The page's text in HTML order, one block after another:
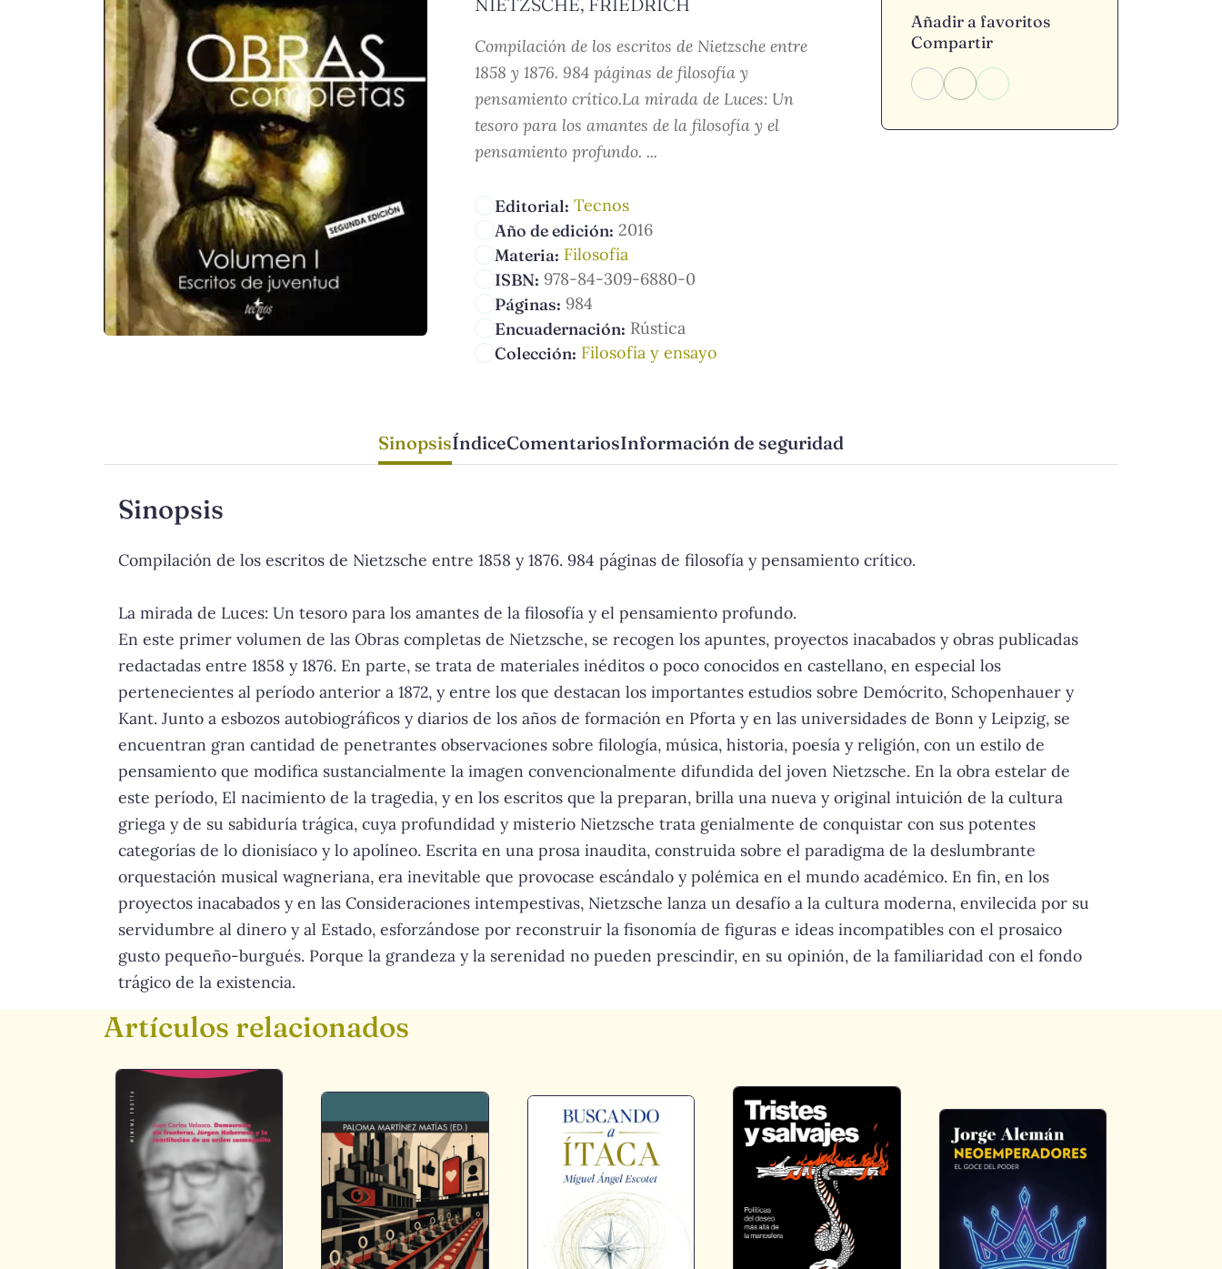
Compilación de los escritos de Nietzsche entre
1858 y 1876. 984 páginas de filosofía y
pensamiento crítico.La mirada de Luces: Un
tesoro para los amantes de la filosofía y el
pensamiento profundo. ...
Editorial: Tecnos
Año de edición: 2016
Materia: Filosofía
ISBN: 978-84-309-6880-0
Páginas: 984
Encuadernación: Rústica
Colección: Filosofía y ensayo
Añadir a favoritos
Compartir
SinopsisÍndiceComentariosInformación de seguridad
Sinopsis
Compilación de los escritos de Nietzsche entre 1858 y 1876. 984 páginas de filosofía y pensamiento crítico.
La mirada de Luces: Un tesoro para los amantes de la filosofía y el pensamiento profundo.
En este primer volumen de las Obras completas de Nietzsche, se recogen los apuntes, proyectos inacabados y obras publicadas
redactadas entre 1858 y 1876. En parte, se trata de materiales inéditos o poco conocidos en castellano, en especial los
pertenecientes al período anterior a 1872, y entre los que destacan los importantes estudios sobre Demócrito, Schopenhauer y
Kant. Junto a esbozos autobiográficos y diarios de los años de formación en Pforta y en las universidades de Bonn y Leipzig, se
encuentran gran cantidad de penetrantes observaciones sobre filología, música, historia, poesía y religión, con un estilo de
pensamiento que modifica sustancialmente la imagen convencionalmente difundida del joven Nietzsche. En la obra estelar de
este período, El nacimiento de la tragedia, y en los escritos que la preparan, brilla una nueva y original intuición de la cultura
griega y de su sabiduría trágica, cuya profundidad y misterio Nietzsche trata genialmente de conquistar con sus potentes
categorías de lo dionisíaco y lo apolíneo. Escrita en una prosa inaudita, construida sobre el paradigma de la deslumbrante
orquestación musical wagneriana, era inevitable que provocase escándalo y polémica en el mundo académico. En fin, en los
proyectos inacabados y en las Consideraciones intempestivas, Nietzsche lanza un desafío a la cultura moderna, envilecida por su
servidumbre al dinero y al Estado, esforzándose por reconstruir la fisonomía de figuras e ideas incompatibles con el prosaico
gusto pequeño-burgués. Porque la grandeza y la serenidad no pueden prescindir, en su opinión, de la familiaridad con el fondo
trágico de la existencia.
Artículos relacionados